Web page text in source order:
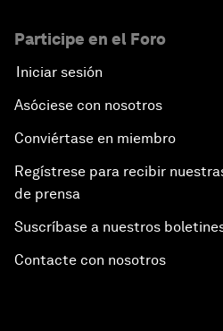
Participe en el Foro
Iniciar sesión
Asóciese con nosotros
Conviértase en miembro
Regístrese para recibir
de prensa
Suscríbase a nuestros
Contacte con nosotros